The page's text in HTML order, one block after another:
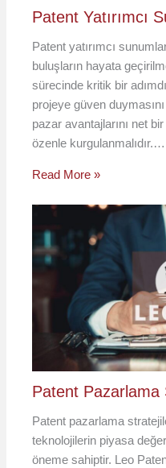
Patent Yatırımcı
Patent yatırımcı
buluşların hayata
sürecinde kritik bir
projeye güven
pazar avantajlarını net
özenle kurgulanmalıdır.…
Read More »
Patent Pazarlama
Patent pazarlama
teknolojilerin piyasa
öneme sahiptir. Leo